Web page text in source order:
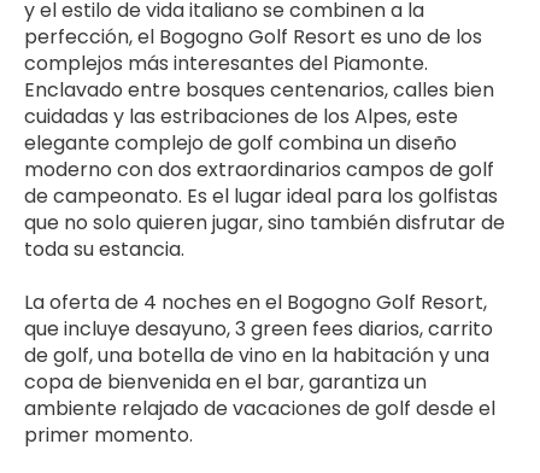
y el estilo de vida italiano se combinen a la
perfección, el Bogogno Golf Resort es uno de los
complejos más interesantes del Piamonte.
Enclavado entre bosques centenarios, calles bien
cuidadas y las estribaciones de los Alpes, este
elegante complejo de golf combina un diseño
moderno con dos extraordinarios campos de golf
de campeonato. Es el lugar ideal para los golfistas
que no solo quieren jugar, sino también disfrutar de
toda su estancia.
La oferta de 4 noches en el Bogogno Golf Resort,
que incluye desayuno, 3 green fees diarios, carrito
de golf, una botella de vino en la habitación y una
copa de bienvenida en el bar, garantiza un
ambiente relajado de vacaciones de golf desde el
primer momento.